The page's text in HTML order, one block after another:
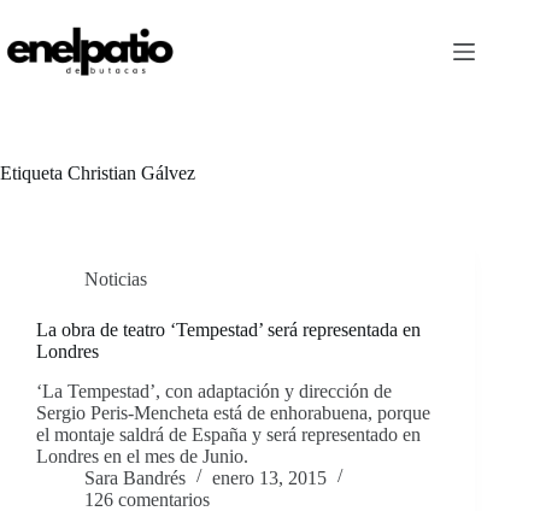
contenido
Etiqueta Christian Gálvez
Noticias
La obra de teatro ‘Tempestad’ será representada en
Londres
‘La Tempestad’, con adaptación y dirección de
Sergio Peris-Mencheta está de enhorabuena, porque
el montaje saldrá de España y será representado en
Londres en el mes de Junio.
Sara Bandrés
enero 13, 2015
126 comentarios